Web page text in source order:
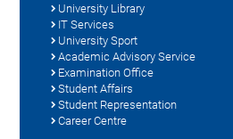
University Library
IT Services
University Sport
Academic Advisory Service
Examination Office
Student Affairs
Student Representation
Career Centre